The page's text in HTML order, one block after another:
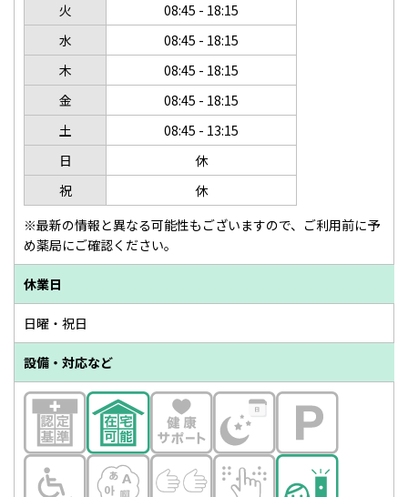
火
08:45 - 18:15
水
08:45 - 18:15
木
08:45 - 18:15
金
08:45 - 18:15
土
08:45 - 13:15
日
休
祝
休
※最新の情報と異なる可能性もございますので、ご利用前に予
め薬局にご確認ください。
休業日
日曜・祝日
設備・対応など